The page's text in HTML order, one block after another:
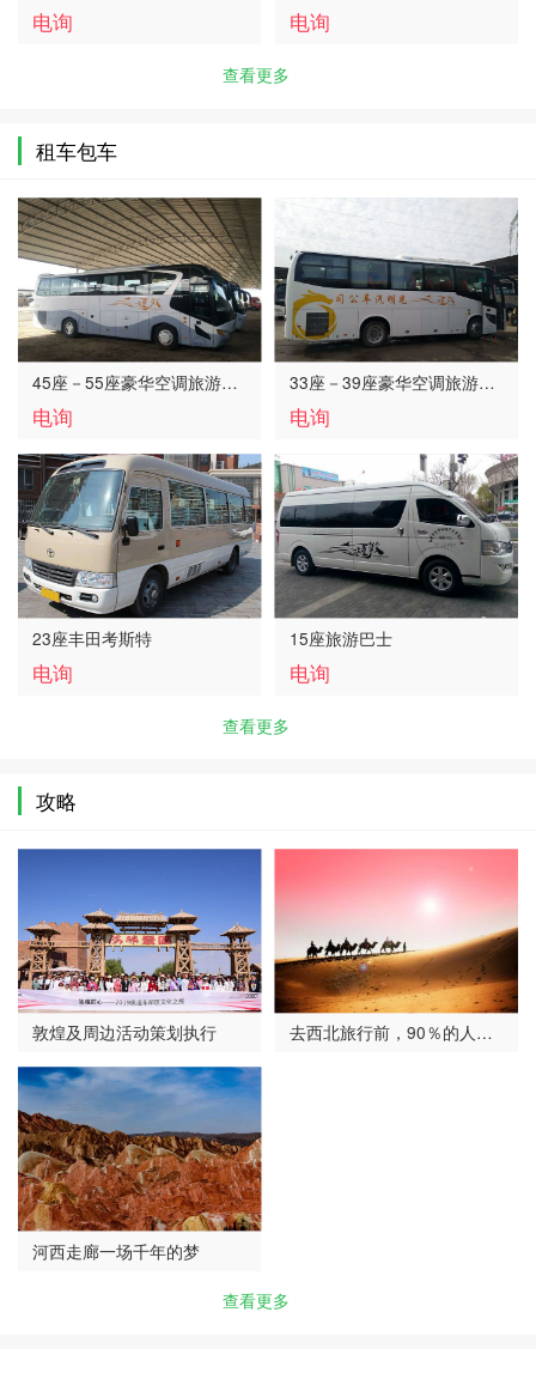
电询 电询
查看更多
租车包车
45座－55座豪华空调旅游…
电询
33座－39座豪华空调旅游…
电询
23座丰田考斯特
电询
15座旅游巴士
电询
查看更多
攻略
敦煌及周边活动策划执行
去西北旅行前，90％的人
河西走廊一场千年的梦
查看更多